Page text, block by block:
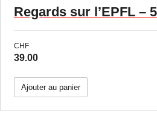
Regards sur l’EPFL –
CHF
39.00
Ajouter au panier